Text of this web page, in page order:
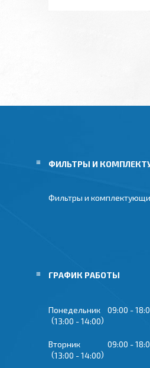
ФИЛЬТРЫ И
Фильтры и
ГРАФИК РАБОТЫ
Понедельник 09:00
13:00
14:00
Вторник 09:00
13:00
14:00